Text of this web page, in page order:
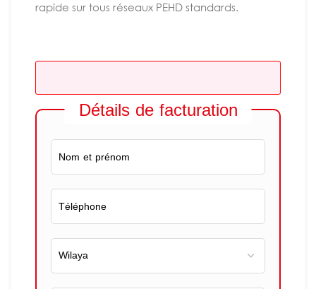
rapide sur tous réseaux PEHD standards.
Détails de facturation